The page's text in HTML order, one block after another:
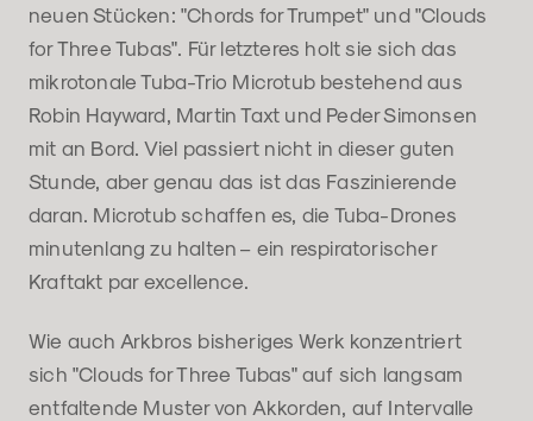
neuen Stücken: "Chords for Trumpet" und "Clouds
for Three Tubas". Für letzteres holt sie sich das
mikrotonale Tuba-Trio Microtub bestehend aus
Robin Hayward, Martin Taxt und Peder Simonsen
mit an Bord. Viel passiert nicht in dieser guten
Stunde, aber genau das ist das Faszinierende
daran. Microtub schaffen es, die Tuba-Drones
minutenlang zu halten – ein respiratorischer
Kraftakt par excellence.
Wie auch Arkbros bisheriges Werk konzentriert
sich "Clouds for Three Tubas" auf sich langsam
entfaltende Muster von Akkorden, auf Intervalle